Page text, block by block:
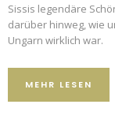
Sissis legendäre
darüber hinweg, wie
Ungarn wirklich war.
MEHR LESEN